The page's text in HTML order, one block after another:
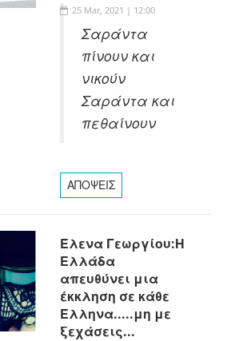
25 Mar, 2021 | 12:00
Σαράντα
πίνουν και
νικούν
Σαράντα και
πεθαίνουν
ΑΠΟΨΕΙΣ
Έλενα Γεωργίου:Η
Ελλάδα
απευθύνει μια
έκκληση σε κάθε
Έλληνα.....μη με
ξεχάσεις...